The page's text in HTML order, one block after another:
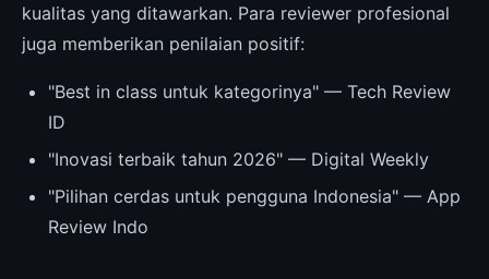
kualitas yang ditawarkan. Para reviewer profesional
juga memberikan penilaian positif:
"Best in class untuk kategorinya" — Tech Review
ID
"Inovasi terbaik tahun 2026" — Digital Weekly
"Pilihan cerdas untuk pengguna Indonesia" — App
Review Indo